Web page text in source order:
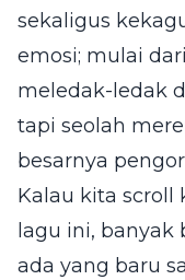
sekaligus
emosi; mulai
meledak-ledak
tapi seolah
besarnya
Kalau kita scroll
lagu ini,
ada yang baru